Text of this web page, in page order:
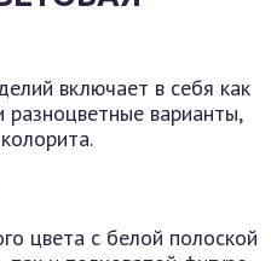
включает в себя как
варианты,
цвета с белой полоской